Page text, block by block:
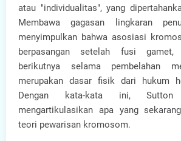
atau "individualitas", yang
Membawa gagasan lingkaran
menyimpulkan bahwa asosiasi
berpasangan setelah fusi gamet,
berikutnya selama pembelahan
merupakan dasar fisik dari hukum
Dengan kata-kata ini,
mengartikulasikan apa yang
teori pewarisan kromosom.